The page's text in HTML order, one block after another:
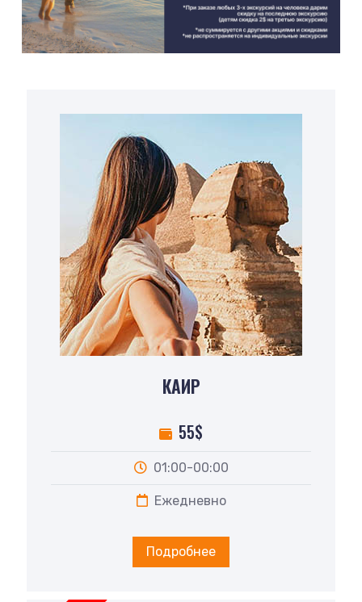
КАИР
55$
01:00-00:00
Ежедневно
Подробнее